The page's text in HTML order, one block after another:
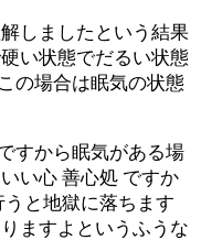
しましたという結果
い状態でだるい状態
の場合は眠気の状態
すから眠気がある場
い心 善心処 ですか
と地獄に落ちます
ますよというふうな